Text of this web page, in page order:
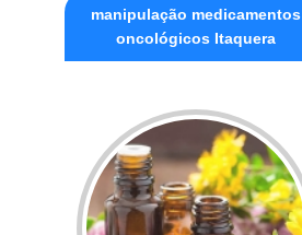
manipulação medicamentos
oncológicos Itaquera